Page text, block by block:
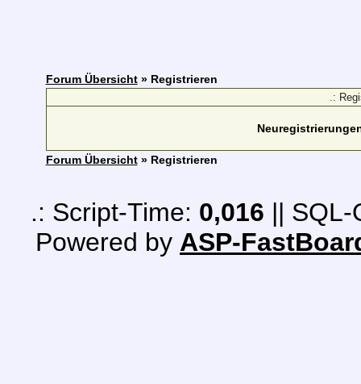
Forum Übersicht» Registrieren
.:
Forum Übersicht» Registrieren
.: Script-Time: 0,016 ||
Powered by ASP-